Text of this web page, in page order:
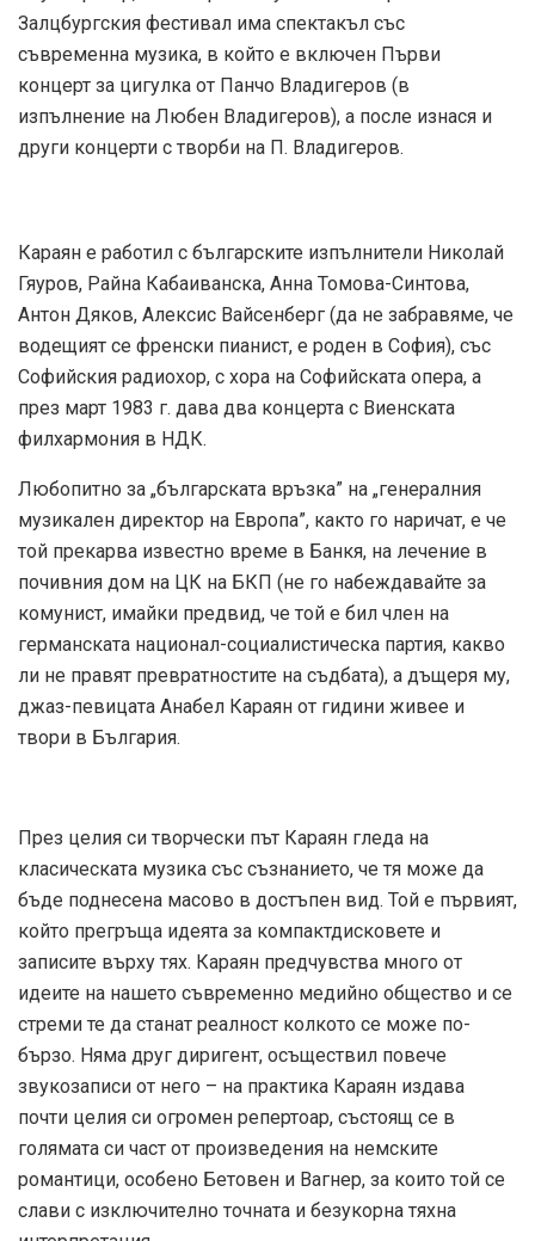
Залцбургския фестивал има спектакъл със
съвременна музика, в който е включен Първи
концерт за цигулка от Панчо Владигеров (в
изпълнение на Любен Владигеров), а после изнася и
други концерти с творби на П. Владигеров.
Караян е работил с българските изпълнители Николай
Гяуров, Райна Кабаиванска, Анна Томова-Синтова,
Антон Дяков, Алексис Вайсенберг (да не забравяме, че
водещият се френски пианист, е роден в София), със
Софийския радиохор, с хора на Софийската опера, а
през март 1983 г. дава два концерта с Виенската
филхармония в НДК.
Любопитно за „българската връзка” на „генералния
музикален директор на Европа”, както го наричат, е че
той прекарва известно време в Банкя, на лечение в
почивния дом на ЦК на БКП (не го набеждавайте за
комунист, имайки предвид, че той е бил член на
германската национал-социалистическа партия, какво
ли не правят превратностите на съдбата), а дъщеря му,
джаз-певицата Анабел Караян от гидини живее и
твори в България.
През целия си творчески път Караян гледа на
класическата музика със съзнанието, че тя може да
бъде поднесена масово в достъпен вид. Той е първият,
който прегръща идеята за компактдисковете и
записите върху тях. Караян предчувства много от
идеите на нашето съвременно медийно общество и се
стреми те да станат реалност колкото се може по-
бързо. Няма друг диригент, осъществил повече
звукозаписи от него – на практика Караян издава
почти целия си огромен репертоар, състоящ се в
голямата си част от произведения на немските
романтици, особено Бетовен и Вагнер, за които той се
слави с изключително точната и безукорна тяхна